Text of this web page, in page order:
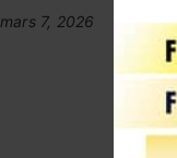
mars 7, 2026